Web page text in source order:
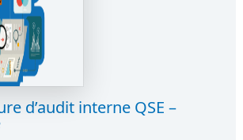
d’audit interne QSE –